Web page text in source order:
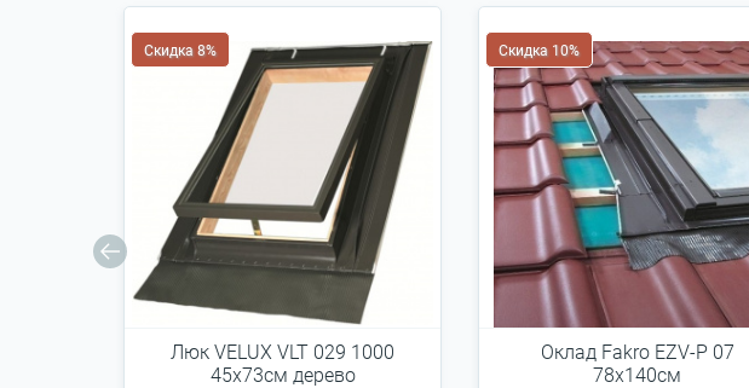
Скидка 8%
Люк VELUX VLT 029 1000
45x73см дерево
Скидка 10%
Оклад Fakro EZV-P 07
78x140см